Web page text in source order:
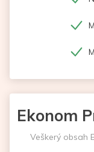
Ekonom
Veškerý obsah